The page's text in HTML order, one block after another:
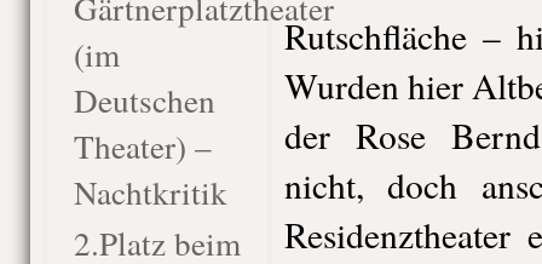
(im
Deutschen
Theater) –
Nachtkritik
2.Platz beim
Rutschfläche –
Wurden hier
der Rose
nicht, doch